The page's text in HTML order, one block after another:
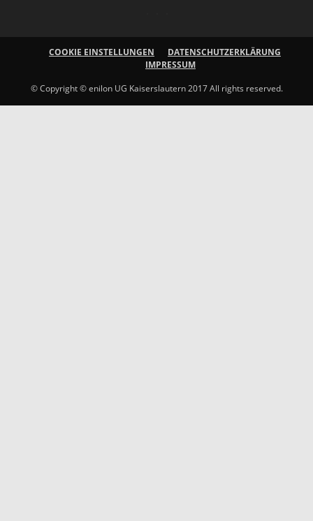
COOKIE EINSTELLUNGEN
DATENSCHUTZERKLÄRUNG
IMPRESSUM
© Copyright © enilon UG Kaiserslautern 2017 All rights reserved.